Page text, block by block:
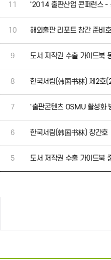
11 '2014 출판산업 콘퍼런스 -
10 해외출판 리포트 창간 준비호
9 도서 저작권 수출 가이드북
8 한국서림(韩国书林) 제2호
7 '출판콘텐츠 OSMU 활성화
6 한국서림(韩国书林) 창간호
5 도서 저작권 수출 가이드북